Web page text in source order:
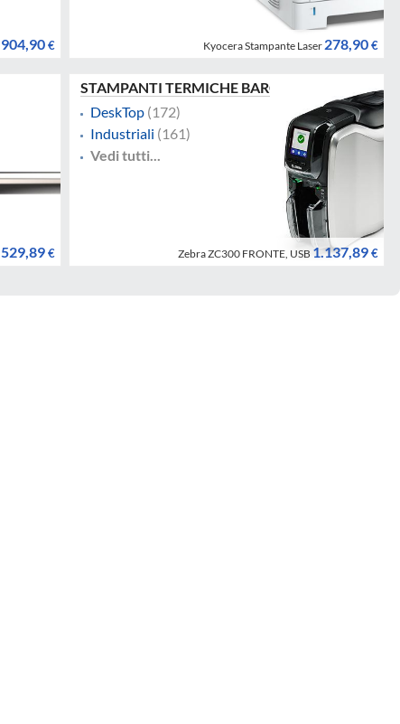
904,90€ Kyocera Stampante Laser278,90€
529,89€
STAMPANTI TERMICHE BARCODE/RICEVUTE
DeskTop(172)
Industriali (161)
Vedi tutti...
Zebra ZC300 FRONTE, USB 1.137,89€